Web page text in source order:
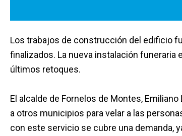
Los trabajos de construcción del edificio
finalizados. La nueva instalación
últimos retoques.
El alcalde de Fornelos de Montes,
a otros municipios para velar a las
con este servicio se cubre una demanda,